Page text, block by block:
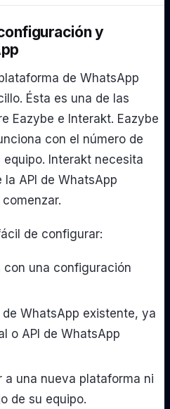
y
de WhatsApp
Ésta es una de las
Eazybe e Interakt. Eazybe
con el número de
Interakt necesita
API de WhatsApp
de configurar:
con una configuración
WhatsApp existente, ya
o API de WhatsApp
a una nueva plataforma ni
de su equipo.